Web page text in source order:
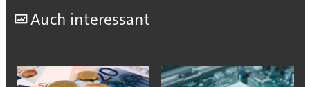
Auch interessant